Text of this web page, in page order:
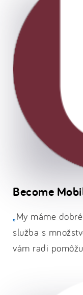
Become
My máme
služba s
vám radi